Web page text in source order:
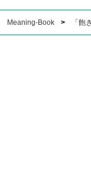
Meaning-Book 「飽